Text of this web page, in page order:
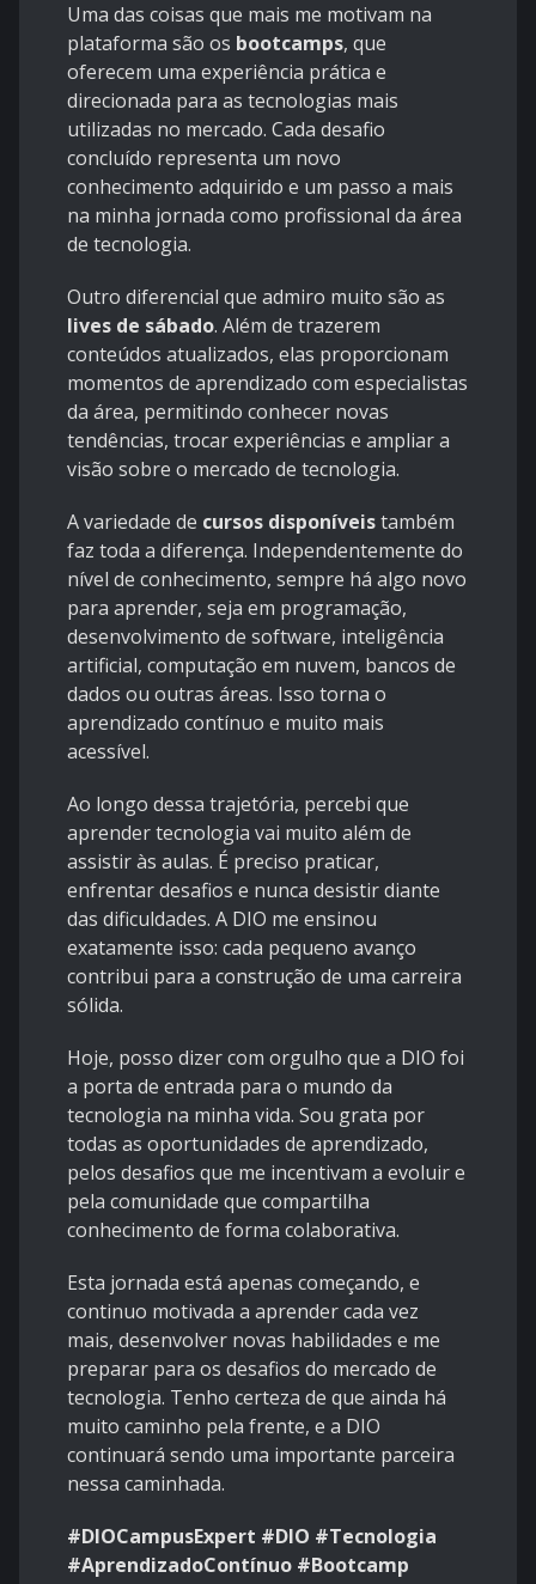
Uma das coisas que mais me motivam na
plataforma são os bootcamps, que
oferecem uma experiência prática e
direcionada para as tecnologias mais
utilizadas no mercado. Cada desafio
concluído representa um novo
conhecimento adquirido e um passo a mais
na minha jornada como profissional da área
de tecnologia.
Outro diferencial que admiro muito são as
lives de sábado. Além de trazerem
conteúdos atualizados, elas proporcionam
momentos de aprendizado com especialistas
da área, permitindo conhecer novas
tendências, trocar experiências e ampliar a
visão sobre o mercado de tecnologia.
A variedade de cursos disponíveistambém
faz toda a diferença. Independentemente do
nível de conhecimento, sempre há algo novo
para aprender, seja em programação,
desenvolvimento de software, inteligência
artificial, computação em nuvem, bancos de
dados ou outras áreas. Isso torna o
aprendizado contínuo e muito mais
acessível.
Ao longo dessa trajetória, percebi que
aprender tecnologia vai muito além de
assistir às aulas. É preciso praticar,
enfrentar desafios e nunca desistir diante
das dificuldades. A DIO me ensinou
exatamente isso: cada pequeno avanço
contribui para a construção de uma carreira
sólida.
Hoje, posso dizer com orgulho que a DIO foi
a porta de entrada para o mundo da
tecnologia na minha vida. Sou grata por
todas as oportunidades de aprendizado,
pelos desafios que me incentivam a evoluir e
pela comunidade que compartilha
conhecimento de forma colaborativa.
Esta jornada está apenas começando, e
continuo motivada a aprender cada vez
mais, desenvolver novas habilidades e me
preparar para os desafios do mercado de
tecnologia. Tenho certeza de que ainda há
muito caminho pela frente, e a DIO
continuará sendo uma importante parceira
nessa caminhada.
#DIOCampusExpert #DIO #Tecnologia
#AprendizadoContínuo #Bootcamp